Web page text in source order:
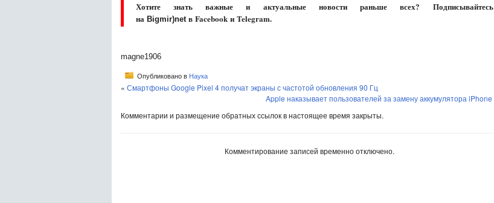
Хотите знать важные и актуальные новости раньше всех? Подписывайтесь
на Bigmir)netв Facebook и Telegram.
magne1906
Опубликовано в Наука
« Смартфоны Google Pixel 4 получат экраны с частотой обновления 90 Гц
Apple наказывает пользователей за замену аккумулятора iPhone
Комментарии и размещение обратных ссылок в настоящее время закрыты.
Комментирование записей временно отключено.